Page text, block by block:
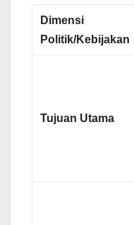
Dimensi
Politik/Kebijakan
Tujuan Utama